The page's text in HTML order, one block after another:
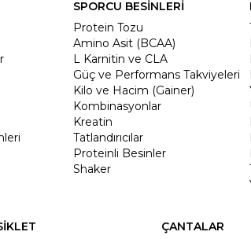
SPORCU BESİNLERİ
Protein Tozu
Amino Asit (BCAA)
L Karnitin ve CLA
Güç ve Performans Takviyeleri
Kilo ve Hacim (Gainer)
Kombinasyonlar
Kreatin
Tatlandırıcılar
Proteinli Besinler
Shaker
ÇANTALAR